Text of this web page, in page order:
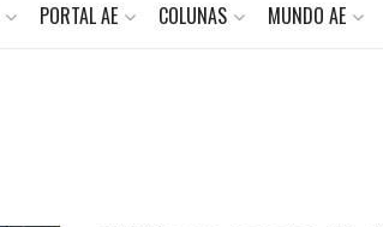
PORTAL AE COLUNAS MUNDO AE